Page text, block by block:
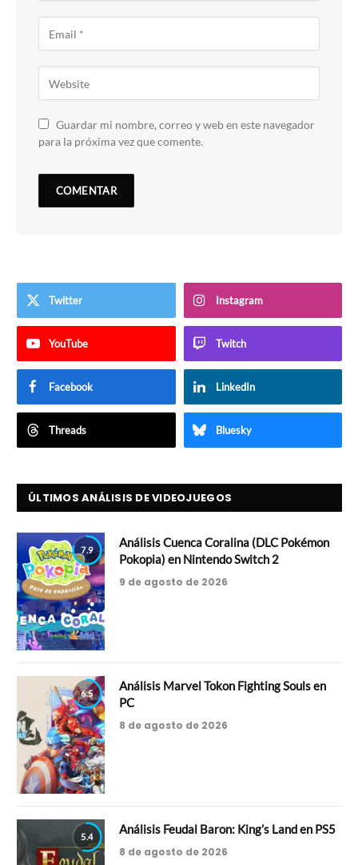
Guardar mi nombre, correo y web en este navegador
para la próxima vez que comente.
Twitter Instagram
YouTube Twitch
Facebook LinkedIn
Threads Bluesky
ÚLTIMOS ANÁLISIS DE VIDEOJUEGOS
7.9
Análisis Cuenca Coralina (DLC Pokémon
Pokopia) en Nintendo Switch 2
9 de agosto de 2026
6.5
Análisis Marvel Tokon Fighting Souls en
PC
8 de agosto de 2026
5.4
Análisis Feudal Baron: King’s Land en PS5
8 de agosto de 2026